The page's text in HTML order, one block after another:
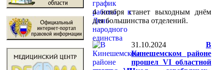
4 ноября станет выходным днём
для большинства отделений.
31.10.2024
В
Кинешемском районе
прошел VI областной